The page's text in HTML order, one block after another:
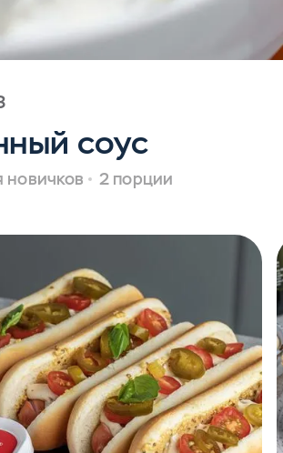
соус
новичков 2 порции